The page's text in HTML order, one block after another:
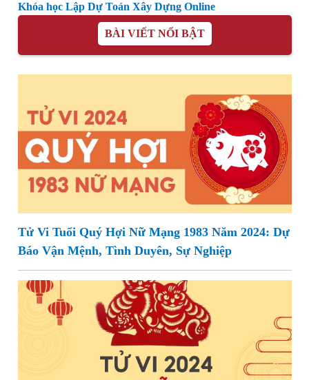
Khóa học Lập Dự Toán Xây Dựng Online
BÀI VIẾT NỔI BẬT
Tử Vi Tuổi Quý Hợi Nữ Mạng 1983 Năm 2024: Dự
Báo Vận Mệnh, Tình Duyên, Sự Nghiệp